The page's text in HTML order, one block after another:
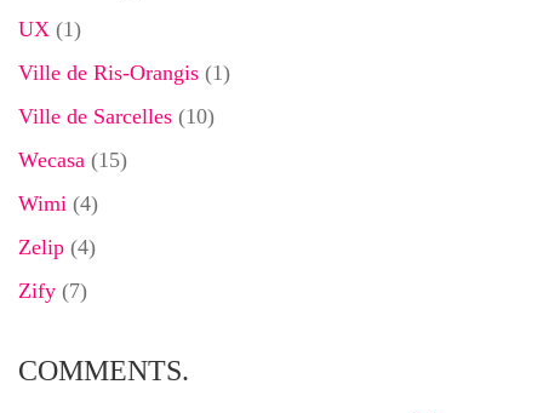
UX (1)
Ville de Ris-Orangis (1)
Ville de Sarcelles (10)
Wecasa (15)
Wimi (4)
Zelip (4)
Zify (7)
COMMENTS.